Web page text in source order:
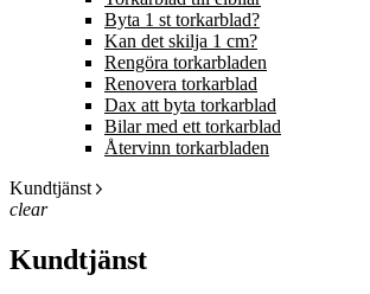
Byta 1 st torkarblad?
Kan det skilja 1 cm?
Rengöra torkarbladen
Renovera torkarblad
Dax att byta torkarblad
Bilar med ett torkarblad
Återvinn torkarbladen
Kundtjänst
clear
Kundtjänst